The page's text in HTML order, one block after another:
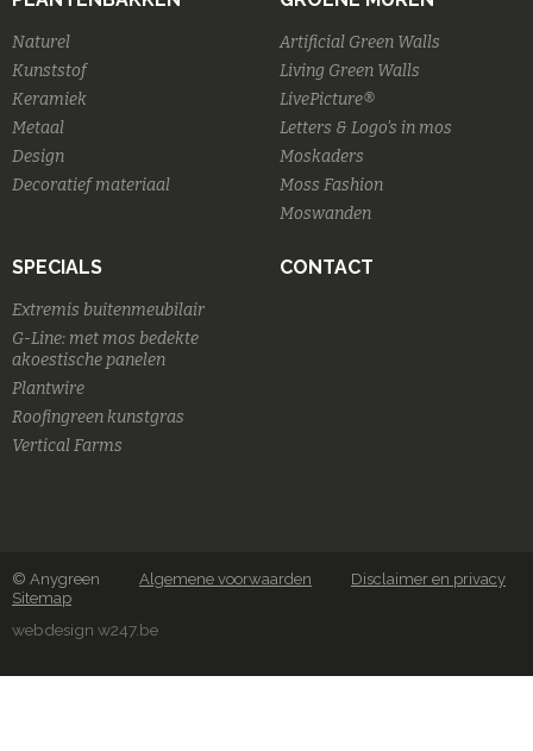
Naturel
Kunststof
Keramiek
Metaal
Design
Decoratief materiaal
Artificial Green Walls
Living Green Walls
LivePicture®
Letters & Logo's in mos
Moskaders
Moss Fashion
Moswanden
SPECIALS
Extremis buitenmeubilair
G-Line: met mos bedekte
akoestische panelen
Plantwire
Roofingreen kunstgras
Vertical Farms
CONTACT
© Anygreen Algemene voorwaarden
Disclaimer en privacy
Sitemap
webdesign w247.be